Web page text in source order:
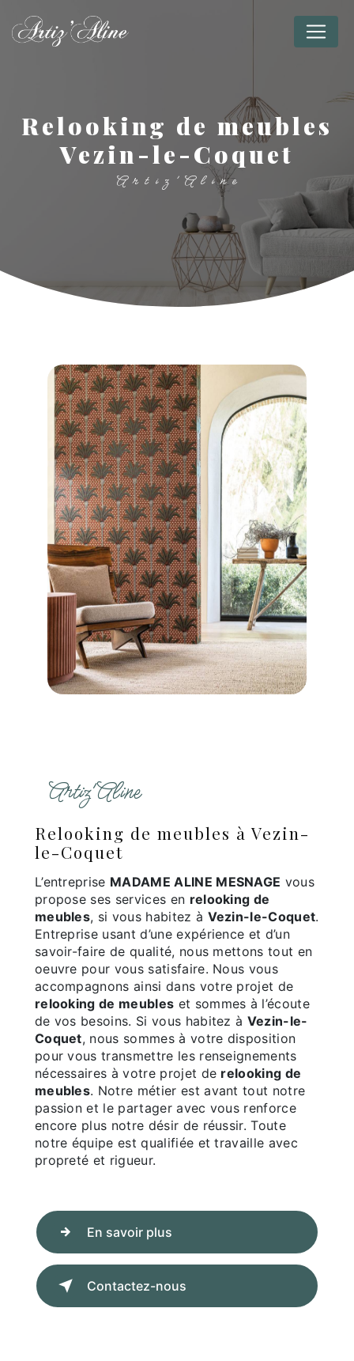
relooking de meubles
Vezin-le-Coquet
Artiz'Aline
Artiz'Aline
relooking de meubles à Vezin-
le-Coquet
L’entreprise MADAME ALINE MESNAGE vous
propose ses services en relooking de
meubles, si vous habitez à Vezin-le-Coquet.
Entreprise usant d’une expérience et d’un
savoir-faire de qualité, nous mettons tout en
oeuvre pour vous satisfaire. Nous vous
accompagnons ainsi dans votre projet de
relooking de meubles et sommes à l’écoute
de vos besoins. Si vous habitez à Vezin-le-
Coquet, nous sommes à votre disposition
pour vous transmettre les renseignements
nécessaires à votre projet de relooking de
meubles. Notre métier est avant tout notre
passion et le partager avec vous renforce
encore plus notre désir de réussir. Toute
notre équipe est qualifiée et travaille avec
propreté et rigueur.
En savoir plus
Contactez-nous